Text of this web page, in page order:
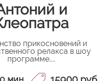
и
прикосновений и
релакса в шоу
программе....